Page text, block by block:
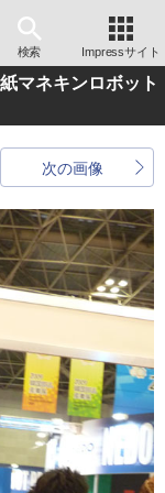
検索 Impressサイト
マネキンロボット
次の画像